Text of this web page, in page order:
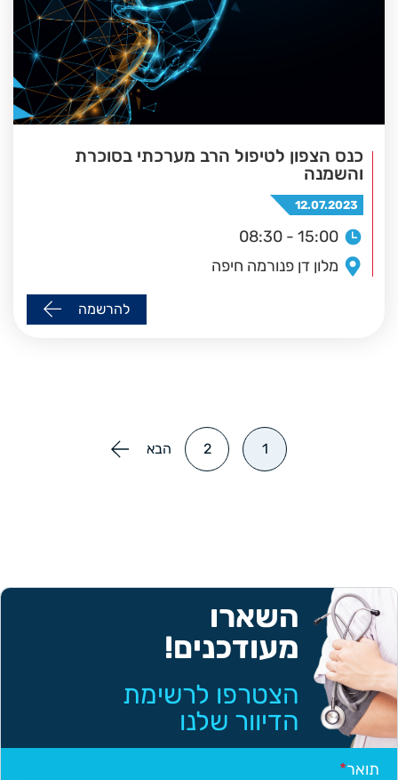
כנס הצפון לטיפול הרב מערכתי בסוכרת
והשמנה
12.07.2023
08:30 - 15:00
מלון דן פנורמה חיפה
להרשמה
1
2 הבא
השארו
מעודכנים!
הצטרפו לרשימת
הדיוור שלנו
תואר